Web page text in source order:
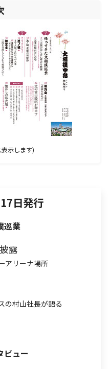
示します)
日発行
巡業
露
アリーナ場所
の村山社長が語る
ビュー